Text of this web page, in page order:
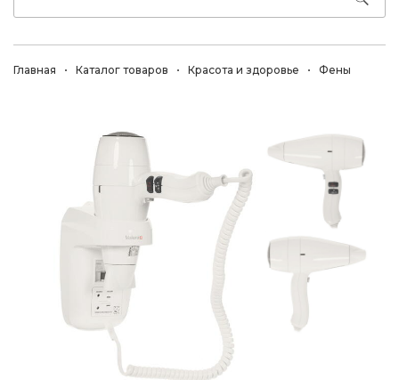
Главная Каталог товаров Красота и здоровье Фены